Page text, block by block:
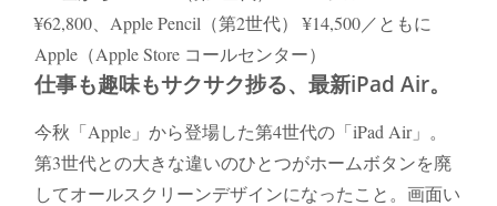
¥62,800、Apple Pencil（第2世代） ¥14,500／ともに
Apple（Apple Store コールセンター）
仕事も趣味もサクサク捗る、最新iPad Air。
今秋「Apple」から登場した第4世代の「iPad Air」。
第3世代との大きな違いのひとつがホームボタンを廃
してオールスクリーンデザインになったこと。画面い